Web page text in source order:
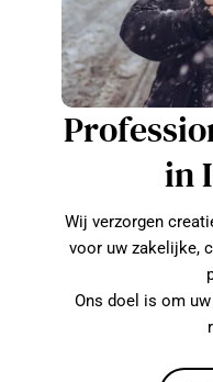
in
Wij verzorgen
voor uw zakelijke,
Ons doel is om